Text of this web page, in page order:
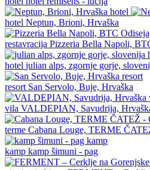
hotel Neptun, Brioni, Hrvaška
restavracija Pizzeria Bella Napoli,
hotel julian alps, zgornje gorje,
resort San Servolo, Buje, Hrvaška
vila VALDEPIAN, Savudrija,
terme Cabana Louge, TERME
kamp kamp šimuni - pag